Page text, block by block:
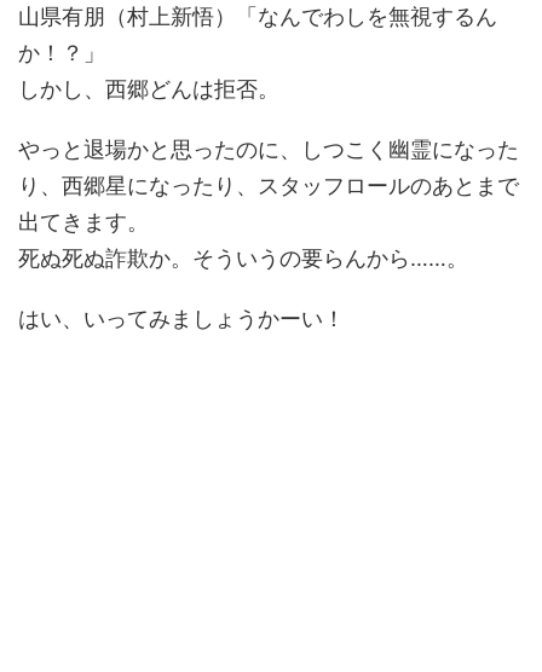
山県有朋（村上新悟）「なんでわしを無視するん
か！？」
しかし、西郷どんは拒否。
やっと退場かと思ったのに、しつこく幽霊になった
り、西郷星になったり、スタッフロールのあとまで
出てきます。
死ぬ死ぬ詐欺か。そういうの要らんから……。
はい、いってみましょうかーい！